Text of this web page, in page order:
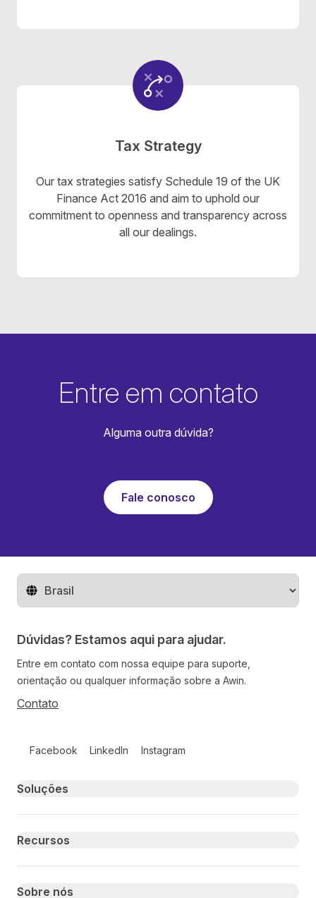
Tax Strategy
Our tax strategies satisfy Schedule 19 of the UK
Finance Act 2016 and aim to uphold our
commitment to openness and transparency across
all our dealings.
Entre em contato
Alguma outra dúvida?
Fale conosco
Mude o território
Dúvidas? Estamos aqui para ajudar.
Entre em contato com nossa equipe para suporte,
orientação ou qualquer informação sobre a Awin.
Contato
Facebook LinkedIn Instagram
Primary footer navigation
Soluções
Recursos
Sobre nós